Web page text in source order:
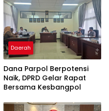
Daerah
Dana Parpol Berpotensi
Naik, DPRD Gelar Rapat
Bersama Kesbangpol